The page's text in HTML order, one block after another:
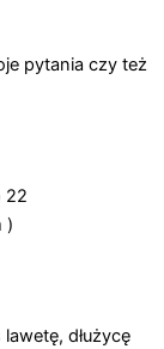
pytania czy też
22
)
dłużycę